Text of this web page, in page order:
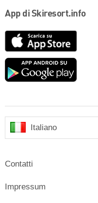
App di Skiresort.info
Google
Italiano
Contatti
Impressum